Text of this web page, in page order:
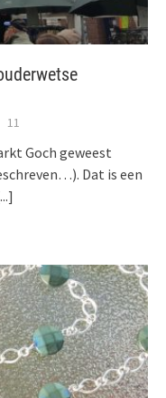
11
Goch geweest
Dat is een